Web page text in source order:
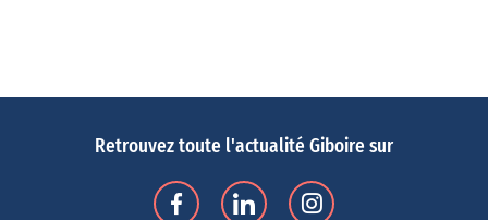
Retrouvez toute l'actualité Giboire sur